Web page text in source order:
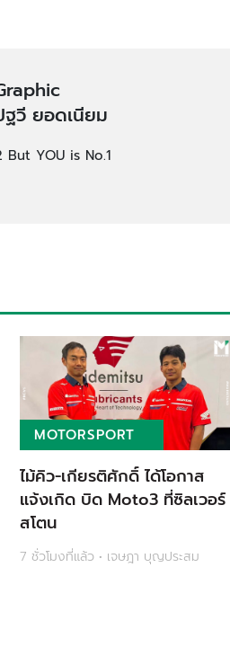
ฐวี ยอดเนียม
But YOU is No.1
MOTORSPORT
ไม้คิว-เกียรติศักดิ์ ได้โอกาส
แจ้งเกิด บิด Moto3 ที่ซิลเวอร์
สโตน
7 ชั่วโมงที่แล้ว • เจษฎา บุญประสม